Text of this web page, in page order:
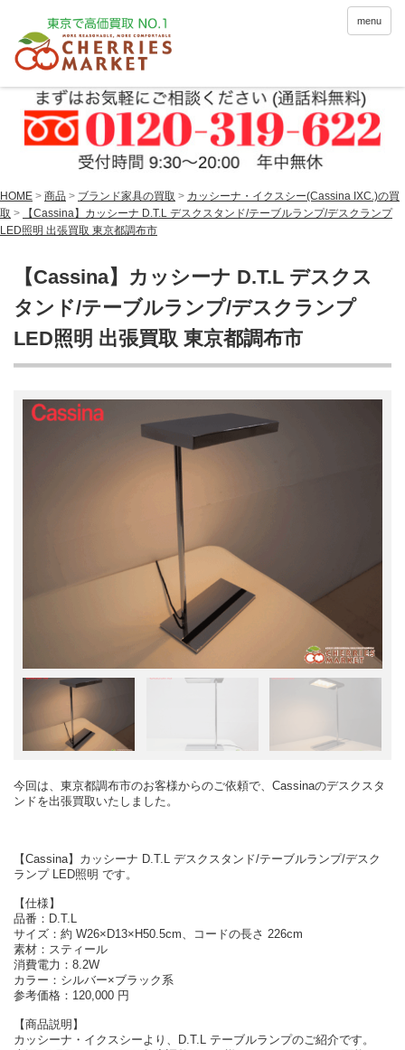
menu
HOME > 商品 > ブランド家具の買取 > カッシーナ・イクスシー(Cassina IXC.)の買
取 >
【Cassina】カッシーナ D.T.L デスクスタンド/テーブルランプ/デスクランプ
LED照明 出張買取 東京都調布市
【Cassina】カッシーナ D.T.L デスクス
タンド/テーブルランプ/デスクランプ
LED照明 出張買取 東京都調布市
今回は、東京都調布市のお客様からのご依頼で、Cassinaのデスクスタ
ンドを出張買取いたしました。
【Cassina】カッシーナ D.T.L デスクスタンド/テーブルランプ/デスク
ランプ LED照明 です。
【仕様】
品番：D.T.L
サイズ：約 W26×D13×H50.5cm、コードの長さ 226cm
素材：スティール
消費電力：8.2W
カラー：シルバー×ブラック系
参考価格：120,000 円
【商品説明】
カッシーナ・イクスシーより、D.T.L テーブルランプのご紹介です。